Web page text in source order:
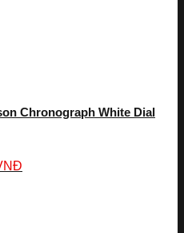
Chronograph White Dial